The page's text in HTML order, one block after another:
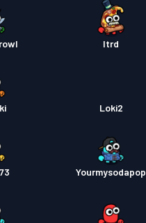
Itrd
Loki2
Yourmysodapop